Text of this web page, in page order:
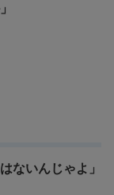
ないんじゃよ」